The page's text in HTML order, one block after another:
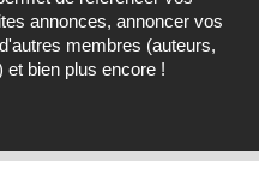
annonces, annoncer vos
membres (auteurs,
bien plus encore !